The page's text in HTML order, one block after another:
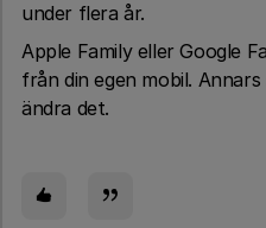
under flera år.
Apple Family eller Google
från din egen mobil.
ändra det.